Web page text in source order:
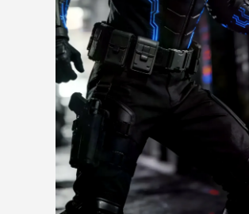
অ্যাভাটার ভিডিও
এআই ভিডিও
আলোকচিত্র
অন্যান্য সরঞ্জাম
সবগুলো টেমপ্লেট দেখুন